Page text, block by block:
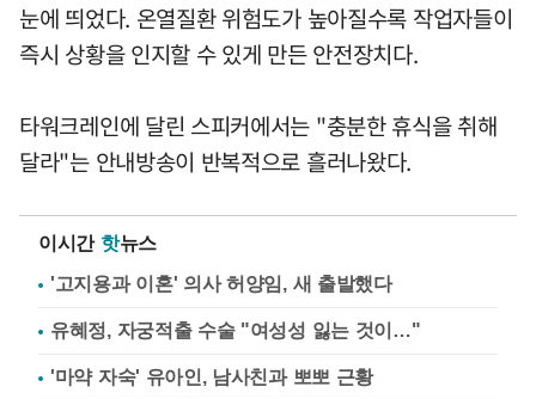
눈에 띄었다. 온열질환 위험도가 높아질수록 작업자들이
즉시 상황을 인지할 수 있게 만든 안전장치다.
타워크레인에 달린 스피커에서는 "충분한 휴식을 취해
달라"는 안내방송이 반복적으로 흘러나왔다.
이시간 핫뉴스
'고지용과 이혼' 의사 허양임, 새 출발했다
유혜정, 자궁적출 수술 "여성성 잃는 것이…"
'마약 자숙' 유아인, 남사친과 뽀뽀 근황